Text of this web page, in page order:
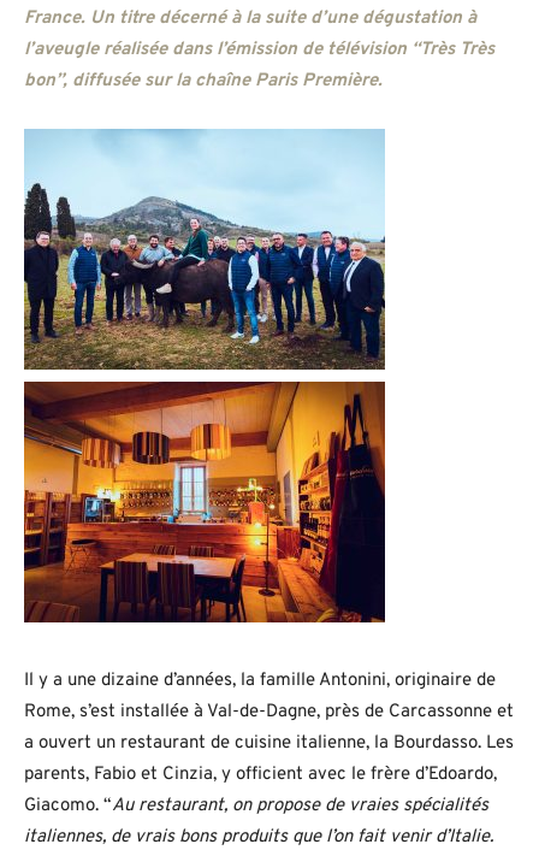
France. Un titre décerné à la suite d’une dégustation à
l’aveugle réalisée dans l’émission de télévision “Très Très
bon”, diffusée sur la chaîne Paris Première.
Il y a une dizaine d’années, la famille Antonini, originaire de
Rome, s’est installée à Val-de-Dagne, près de Carcassonne et
a ouvert un restaurant de cuisine italienne, la Bourdasso. Les
parents, Fabio et Cinzia, y officient avec le frère d’Edoardo,
Giacomo. “Au restaurant, on propose de vraies spécialités
italiennes, de vrais bons produits que l’on fait venir d’Italie.